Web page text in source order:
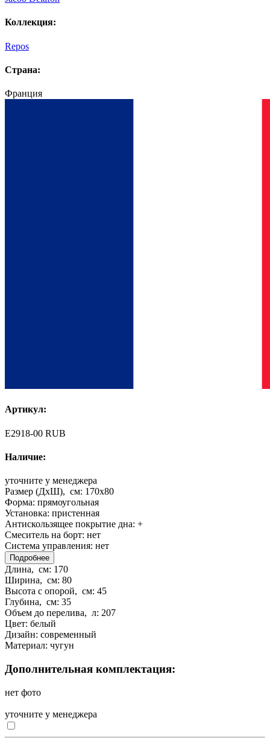
Коллекция:
Repos
Страна:
Франция
Артикул:
E2918-00 RUB
Наличие:
уточните у менеджера
Размер (ДхШ), см: 170x80
Форма: прямоугольная
Установка: пристенная
Антискользящее покрытие дна: +
Смеситель на борт: нет
Система управления: нет
Подробнее
Длина, см: 170
Ширина, см: 80
Высота с опорой, см: 45
Глубина, см: 35
Объем до перелива, л: 207
Цвет: белый
Дизайн: современный
Материал: чугун
Дополнительная комплектация:
нет фото
уточните у менеджера